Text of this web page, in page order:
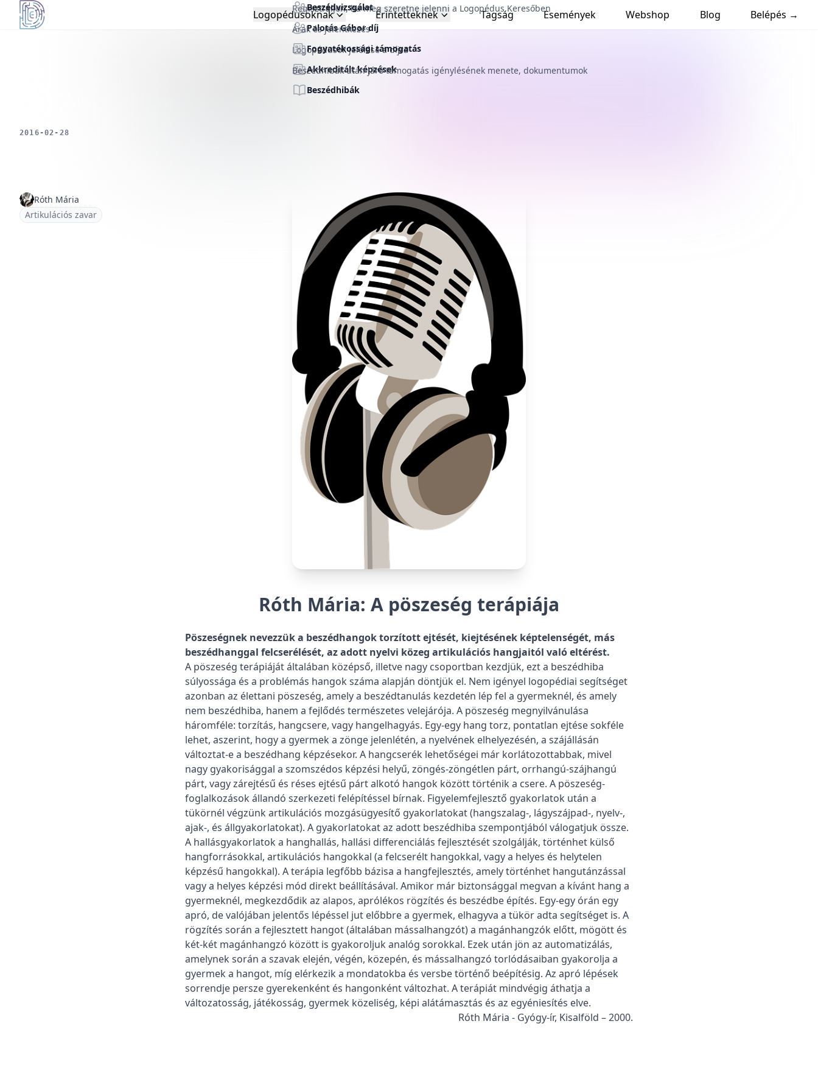
Démoszthenész Egyesület Logopédusoknak Érintetteknek Tagság Események Webshop Blog Belépés →
Regisztráljon, ha meg szeretne jelenni a Logopédus Keresőben
Palotás Gábor díj
Logopédusok jelölése a díjra
Akkreditált képzések
Beszédvizsgálat
Árak és jelentkezés
Fogyatékossági támogatás
Beszédhibák után járó támogatás igénylésének menete, dokumentumok
Beszédhibák
Az Ön adatainak védelme fontos
2016-02-28
Róth Mária
Artikulációs zavar
Róth Mária: A pöszeség terápiája
Pöszeségnek nevezzük a beszédhangok torzított ejtését, kiejtésének képtelenségét, más
beszédhanggal felcserélését, az adott nyelvi közeg artikulációs hangjaitól való eltérést.
A pöszeség terápiáját általában középső, illetve nagy csoportban kezdjük, ezt a beszédhiba
súlyossága és a problémás hangok száma alapján döntjük el. Nem igényel logopédiai segítséget
azonban az élettani pöszeség, amely a beszédtanulás kezdetén lép fel a gyermeknél, és amely
nem beszédhiba, hanem a fejlődés természetes velejárója. A pöszeség megnyilvánulása
háromféle: torzítás, hangcsere, vagy hangelhagyás. Egy-egy hang torz, pontatlan ejtése sokféle
lehet, aszerint, hogy a gyermek a zönge jelenlétén, a nyelvének elhelyezésén, a szájállásán
változtat-e a beszédhang képzésekor. A hangcserék lehetőségei már korlátozottabbak, mivel
nagy gyakorisággal a szomszédos képzési helyű, zöngés-zöngétlen párt, orrhangú-szájhangú
párt, vagy zárejtésű és réses ejtésű párt alkotó hangok között történik a csere. A pöszeség-
foglalkozások állandó szerkezeti felépítéssel bírnak. Figyelemfejlesztő gyakorlatok után a
tükörnél végzünk artikulációs mozgásügyesítő gyakorlatokat (hangszalag-, lágyszájpad-, nyelv-,
ajak-, és állgyakorlatokat). A gyakorlatokat az adott beszédhiba szempontjából válogatjuk össze.
A hallásgyakorlatok a hanghallás, hallási differenciálás fejlesztését szolgálják, történhet külső
hangforrásokkal, artikulációs hangokkal (a felcserélt hangokkal, vagy a helyes és helytelen
képzésű hangokkal). A terápia legfőbb bázisa a hangfejlesztés, amely történhet hangutánzással
vagy a helyes képzési mód direkt beállításával. Amikor már biztonsággal megvan a kívánt hang a
gyermeknél, megkezdődik az alapos, aprólékos rögzítés és beszédbe építés. Egy-egy órán egy
apró, de valójában jelentős lépéssel jut előbbre a gyermek, elhagyva a tükör adta segítséget is. A
rögzítés során a fejlesztett hangot (általában mássalhangzót) a magánhangzók előtt, mögött és
két-két magánhangzó között is gyakoroljuk analóg sorokkal. Ezek után jön az automatizálás,
amelynek során a szavak elején, végén, közepén, és mássalhangzó torlódásaiban gyakorolja a
gyermek a hangot, míg elérkezik a mondatokba és versbe történő beépítésig. Az apró lépések
sorrendje persze gyerekenként és hangonként változhat. A terápiát mindvégig áthatja a
változatosság, játékosság, gyermek közeliség, képi alátámasztás és az egyéniesítés elve.
Róth Mária - Gyógy-ír, Kisalföld – 2000.